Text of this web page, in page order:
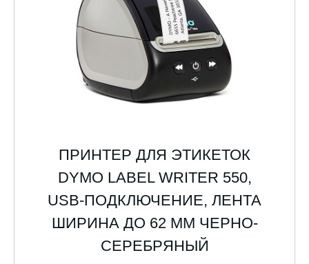
ПРИНТЕР ДЛЯ ЭТИКЕТОК
DYMO LABEL WRITER 550,
USB-ПОДКЛЮЧЕНИЕ, ЛЕНТА
ШИРИНА ДО 62 ММ ЧЕРНО-
СЕРЕБРЯНЫЙ